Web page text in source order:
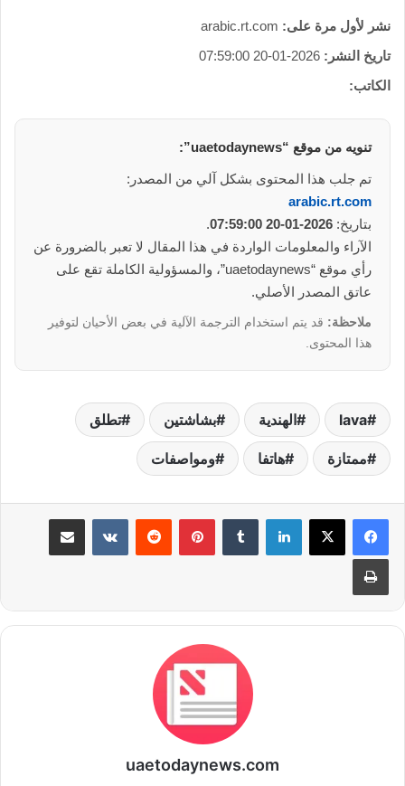
نشر لأول مرة على: arabic.rt.com
تاريخ النشر: 2026-01-20 07:59:00
الكاتب:
تنويه من موقع “uaetodaynews”:
تم جلب هذا المحتوى بشكل آلي من المصدر:
arabic.rt.com
بتاريخ: 2026-01-20 07:59:00
.
الآراء والمعلومات الواردة في هذا المقال لا تعبر بالضرورة عن
رأي موقع “uaetodaynews”، والمسؤولية الكاملة تقع على
عاتق المصدر الأصلي.
ملاحظة: قد يتم استخدام الترجمة الآلية في بعض الأحيان لتوفير
هذا المحتوى.
lava الهندية بشاشتين تطلق
ممتازة هاتفا ومواصفات
لينكدإن بينتيريست مشاركة عبر البريد
طباعة
uaetodaynews.com